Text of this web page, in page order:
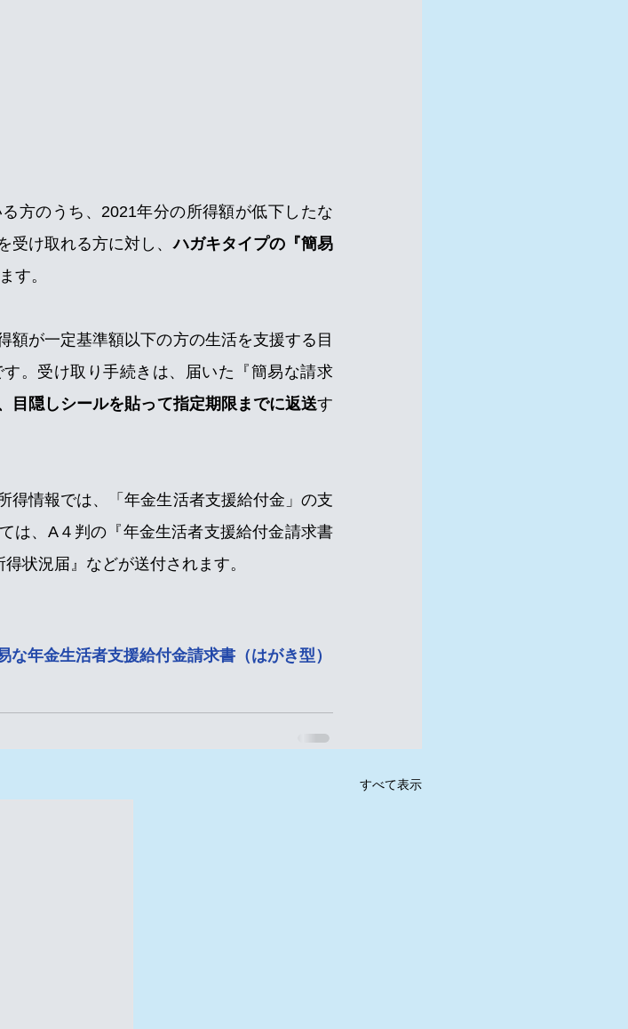
方のうち、2021年分の所得額が低下したな
受け取れる方に対し、ハガキタイプの『簡易
す。
額が一定基準額以下の方の生活を支援する目
。受け取り手続きは、届いた『簡易な請求
目隠しシールを貼って指定期限までに返送す
得情報では、「年金生活者支援給付金」の支
は、A４判の『年金生活者支援給付金請求書
状況届』などが送付されます。
年金生活者支援給付金請求書（はがき型）
すべて表示